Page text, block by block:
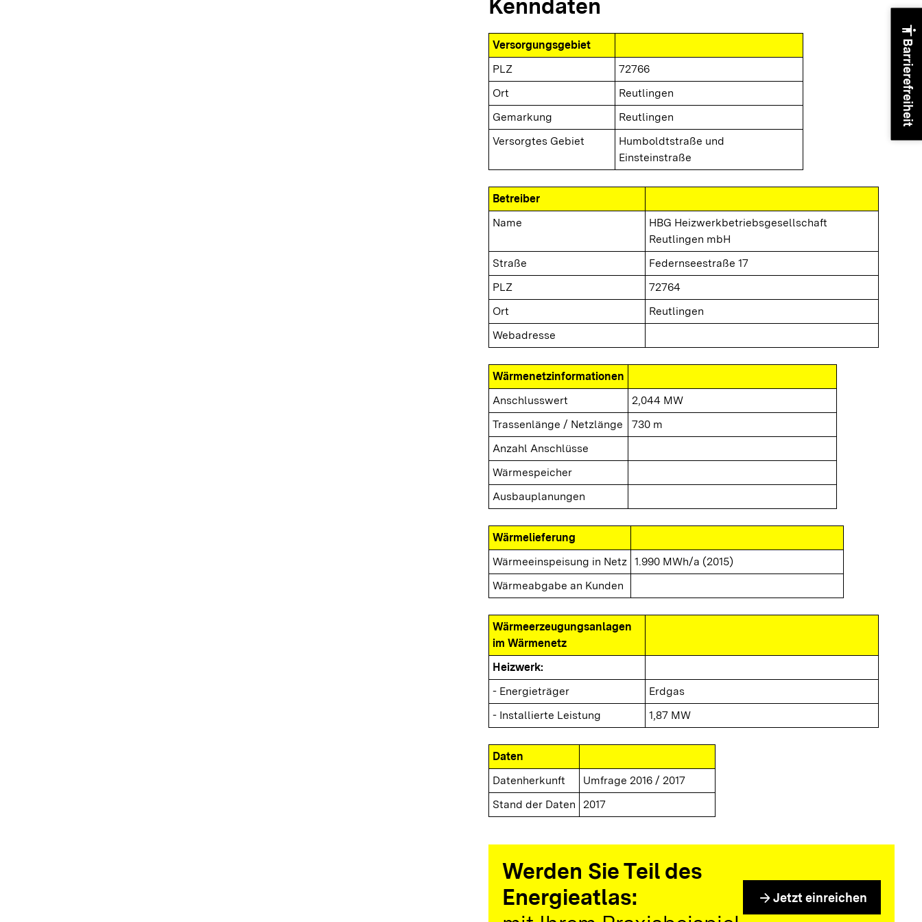
Kenndaten
Versorgungsgebiet
PLZ
72766
Ort
Reutlingen
Gemarkung
Reutlingen
Versorgtes Gebiet
Humboldtstraße und
Einsteinstraße
Betreiber
Name
HBG Heizwerkbetriebsgesellschaft
Reutlingen mbH
Straße
Federnseestraße 17
PLZ
72764
Ort
Reutlingen
Webadresse
Wärmenetzinformationen
Anschlusswert
2,044 MW
Trassenlänge / Netzlänge
730 m
Anzahl Anschlüsse
Wärmespeicher
Ausbauplanungen
Wärmelieferung
Wärmeeinspeisung in Netz 1.990 MWh/a (2015)
Wärmeabgabe an Kunden
Wärmeerzeugungsanlagen
im Wärmenetz
Heizwerk:
- Energieträger
Erdgas
- Installierte Leistung
1,87 MW
Daten
Datenherkunft
Umfrage 2016 / 2017
Stand der Daten
2017
Werden Sie Teil des
Energieatlas:
arrow_forward Jetzt einreichen
accessibility
Barrierefreiheit